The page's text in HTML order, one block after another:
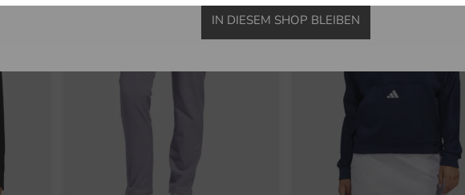
IN DIESEM SHOP BLEIBEN